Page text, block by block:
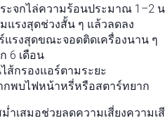
ะจกไล่ความร้อนประมาณ 1–2
แรงสุดช่วงสั้น ๆ แล้วลดลง
แรงสุดขณะจอดติดเครื่องนาน ๆ
6 เดือน
ส้กรองแอร์ตามระยะ
กพบไฟหน้าหรี่หรือสตาร์ทยาก
ำเสมอช่วยลดความเสี่ยงความเ